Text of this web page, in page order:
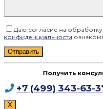
Даю согласие на
конфиденциальности
Получить
+7 (499) 343-63-
X